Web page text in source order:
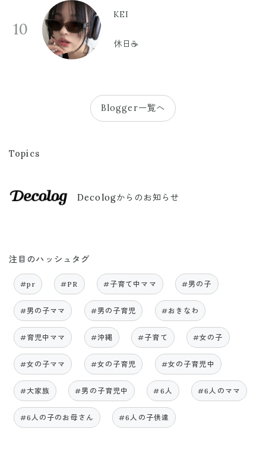
10
KEI
休日☕️
Blogger一覧へ
Topics
Decologからのお知らせ
注目のハッシュタグ
#pr #PR #子育て中ママ #男の子
#男の子ママ #男の子育児 #おきなわ
#育児中ママ #沖縄 #子育て #女の子
#女の子ママ #女の子育児 #女の子育児中
#大家族 #男の子育児中 #6人 #6人のママ
#6人の子のお母さん #6人の子供達